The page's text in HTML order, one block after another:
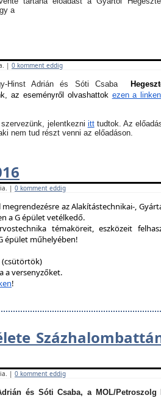
a
| 0 komment eddig
Hinst Adrián és Sóti Csaba
az eseményről olvashattok ezen a linken
jelentkezni itttudtok. Az
nem tud részt venni az előadáson.
| 0 komment eddig
az Alakítástechnikai-,
a G épület vetélkedő.
témaköreit, eszközeit
épület műhelyében!
(csütörtök)
a versenyzőket.
!
| 0 komment eddig
és Sóti Csaba, a MOL/Petroszolg